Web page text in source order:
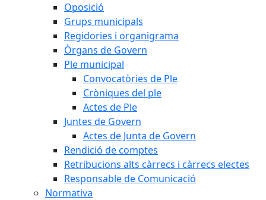
Oposició
Grups municipals
Regidories i organigrama
Òrgans de Govern
Ple municipal
Convocatòries de Ple
Cròniques del ple
Actes de Ple
Juntes de Govern
Actes de Junta de Govern
Rendició de comptes
Retribucions alts càrrecs i càrrecs electes
Responsable de Comunicació
Normativa